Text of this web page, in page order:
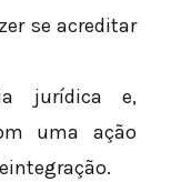
se acreditar
jurídica e,
uma ação